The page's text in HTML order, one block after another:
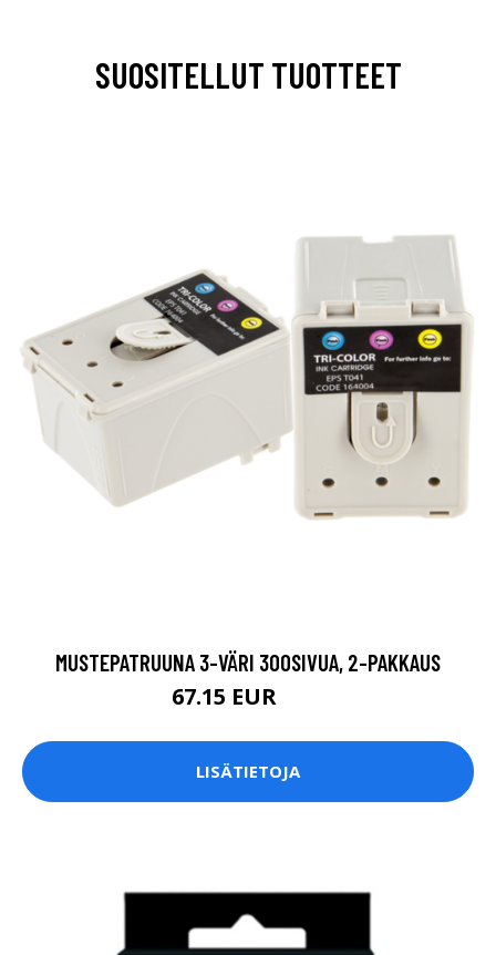
SUOSITELLUT TUOTTEET
MUSTEPATRUUNA 3-VÄRI 300SIVUA, 2-PAKKAUS
67.15 EUR
LISÄTIETOJA